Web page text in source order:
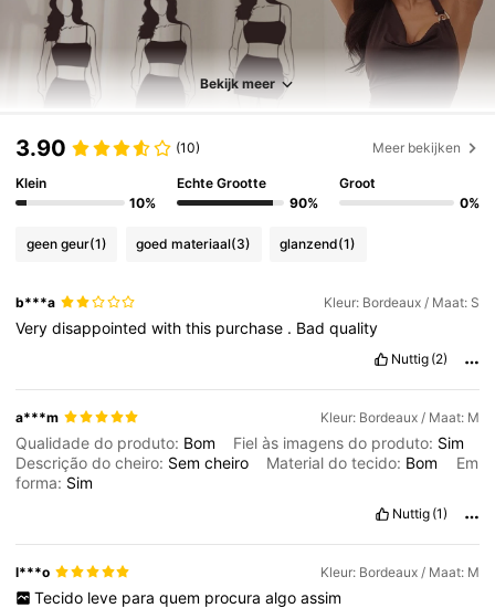
Bekijk meer
3.90 (10) Meer bekijken
Klein
10%
Echte Grootte
90%
Groot
0%
geen geur(1) goed materiaal(3) glanzend(1)
b***a Kleur: Bordeaux / Maat: S
Verydisappointedwiththis purchase . Badquality
Nuttig (2)
a***m Kleur: Bordeaux / Maat: M
Qualidade do produto: Bom Fiel às imagens do produto: Sim
Descrição do cheiro: Semcheiro Material do tecido: Bom
Em
forma: Sim
Nuttig (1)
l***o Kleur: Bordeaux / Maat: M
Tecido leve para quem procura algo assim